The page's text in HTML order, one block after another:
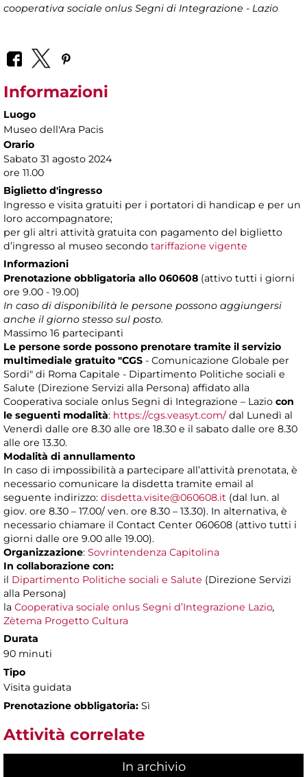
cooperativa sociale onlus Segni di Integrazione - Lazio
Informazioni
Luogo
Museo dell'Ara Pacis
Orario
Sabato 31 agosto 2024
ore 11.00
Biglietto d'ingresso
Ingresso e visita gratuiti per i portatori di handicap e per un
loro accompagnatore;
per gli altri attività gratuita con pagamento del biglietto
d’ingresso al museo secondo tariffazione vigente
Informazioni
Prenotazione obbligatoria allo 060608 (attivo tutti i giorni
ore 9.00 - 19.00)
In caso di disponibilità le persone possono aggiungersi
anche il giorno stesso sul posto.
Massimo 16 partecipanti
Le persone sorde possono prenotare tramite il servizio
multimediale gratuito "CGS - Comunicazione Globale per
Sordi" di Roma Capitale - Dipartimento Politiche sociali e
Salute (Direzione Servizi alla Persona) affidato alla
Cooperativa sociale onlus Segni di Integrazione – Lazio con
le seguenti modalità: https://cgs.veasyt.com/dal Lunedì al
Venerdì dalle ore 8.30 alle ore 18.30 e il sabato dalle ore 8.30
alle ore 13.30.
Modalità di annullamento
In caso di impossibilità a partecipare all’attività prenotata, è
necessario comunicare la disdetta tramite email al
seguente indirizzo: disdetta.visite@060608.it (dal lun. al
giov. ore 8.30 – 17.00/ ven. ore 8.30 – 13.30). In alternativa, è
necessario chiamare il Contact Center 060608 (attivo tutti i
giorni dalle ore 9.00 alle 19.00).
Organizzazione: Sovrintendenza Capitolina
In collaborazione con:
il Dipartimento Politiche sociali e Salute (Direzione Servizi
alla Persona)
la Cooperativa sociale onlus Segni d’Integrazione Lazio,
Zètema Progetto Cultura
Durata
90 minuti
Tipo
Visita guidata
Prenotazione obbligatoria: Sì
Attività correlate
In archivio